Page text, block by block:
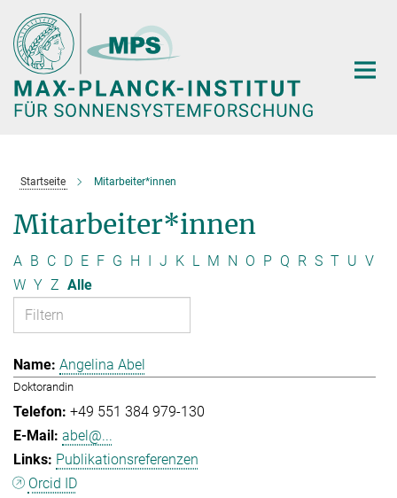
Hauptinhalt
Startseite Mitarbeiter*innen
Mitarbeiter*innen
A B C D E F G H I J K L M N O P Q R S T U V
W Y Z Alle
Angelina Abel
Doktorandin
+49 551 384 979-130
abel@...
Publikationsreferenzen
Orcid ID